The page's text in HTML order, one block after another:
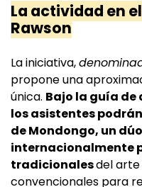
La actividad en
Rawson
La iniciativa,
propone una
única. Bajo la guía de
los asistentes
de Mondongo, un
internacionalmente
tradicionalesdel
convencionales para